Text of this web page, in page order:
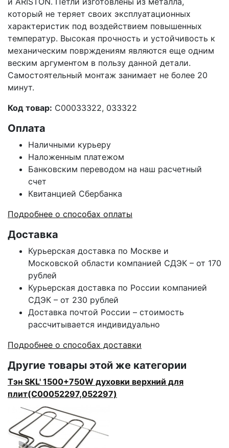
который не теряет своих эксплуатационных
характеристик под воздействием повышенных
температур. Высокая прочность и устойчивость к
механическим поврждениям являются еще одним
веским аргументом в пользу данной детали.
Самостоятельный монтаж занимает не более 20
минут.
Код товар: C00033322, 033322
Оплата
Наличными курьеру
Наложенным платежом
Банковским переводом на наш расчетный
счет
Квитанцией Сбербанка
Подробнее о способах оплаты
Доставка
Курьерская доставка по Москве и
Московской области компанией СДЭК – от 170
рублей
Курьерская доставка по России компанией
СДЭК – от 230 рублей
Доставка почтой России – стоимость
рассчитывается индивидуально
Подробнее о способах доставки
Другие товары этой же категории
Тэн SKL' 1500+750W духовки верхний для
плит(C00052297,052297)